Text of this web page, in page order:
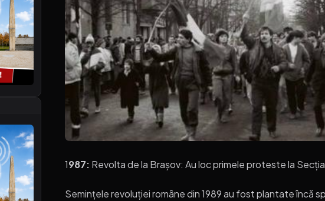
1987: Revolta de la Brașov: Au loc primele proteste la
Semințele revoluției române din 1989 au fost plantate încă